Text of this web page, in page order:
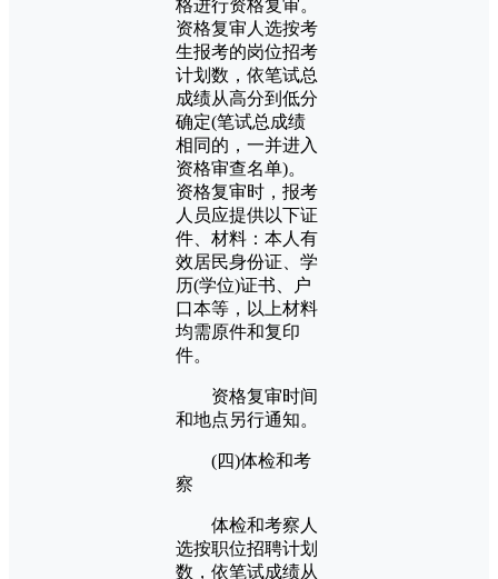
格进行资格复审。
资格复审人选按考
生报考的岗位招考
计划数，依笔试总
成绩从高分到低分
确定(笔试总成绩
相同的，一并进入
资格审查名单)。
资格复审时，报考
人员应提供以下证
件、材料：本人有
效居民身份证、学
历(学位)证书、户
口本等，以上材料
均需原件和复印
件。
资格复审时间
和地点另行通知。
(四)体检和考
察
体检和考察人
选按职位招聘计划
数，依笔试成绩从